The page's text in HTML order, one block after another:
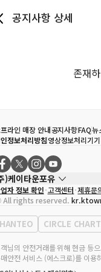
공지사항 상세
존재
라인 매장 안내공지사항FAQ뉴
정보처리방침영상정보처리기
)케이타운포유
자
송효민
업자등록번호
120-87-
판매업 신고번호 제2011-서울
표전화
02-552-9855
자 정보 확인 고객센터 제휴문
rights reserved.
HANTEO CIRCLE CHART
님의 안전거래를 위해 현금 등
안전 서비스 (에스크로)를 이용